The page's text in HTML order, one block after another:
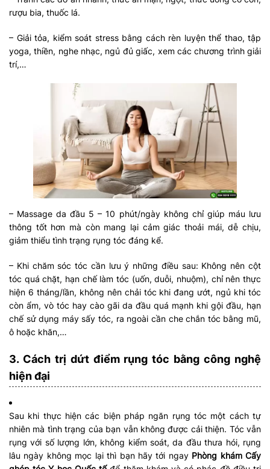
rượu bia, thuốc lá.
– Giải tỏa, kiểm soát stress bằng cách rèn luyện thể thao, tập
yoga, thiền, nghe nhạc, ngủ đủ giấc, xem các chương trình giải
trí,…
– Massage da đầu 5 – 10 phút/ngày không chỉ giúp máu lưu
thông tốt hơn mà còn mang lại cảm giác thoải mái, dễ chịu,
giảm thiểu tình trạng rụng tóc đáng kể.
– Khi chăm sóc tóc cần lưu ý những điều sau: Không nên cột
tóc quá chặt, hạn chế làm tóc (uốn, duỗi, nhuộm), chỉ nên thực
hiện 6 tháng/lần, không nên chải tóc khi đang ướt, ngủ khi tóc
còn ẩm, vò tóc hay cào gãi da đầu quá mạnh khi gội đầu, hạn
chế sử dụng máy sấy tóc, ra ngoài cần che chắn tóc bằng mũ,
ô hoặc khăn,…
3. Cách trị dứt điểm rụng tóc bằng công nghệ
hiện đại
Sau khi thực hiện các biện pháp ngăn rụng tóc một cách tự
nhiên mà tình trạng của bạn vẫn không được cải thiện. Tóc vẫn
rụng với số lượng lớn, không kiểm soát, da đầu thưa hói, rụng
lâu ngày không mọc lại thì bạn hãy tới ngay Phòng khám Cấy